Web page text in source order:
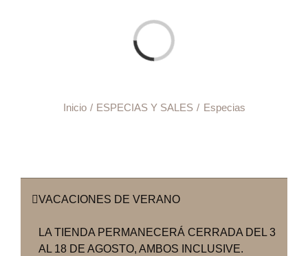
Cargando...
Inicio ESPECIAS Y SALES Especias
VACACIONES DE VERANO
LA TIENDA PERMANECERÁ CERRADA DEL 3
AL 18 DE AGOSTO, AMBOS INCLUSIVE.